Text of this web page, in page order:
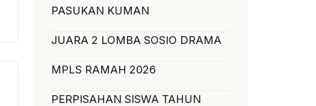
PASUKAN KUMAN
JUARA 2 LOMBA SOSIO DRAMA
MPLS RAMAH 2026
PERPISAHAN SISWA TAHUN